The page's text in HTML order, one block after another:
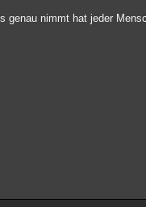
genau nimmt hat jeder